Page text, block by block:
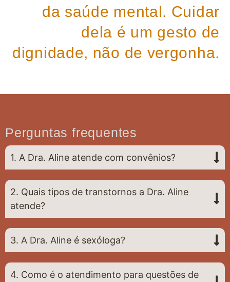
da saúde mental. Cuidar
dela é um gesto de
dignidade, não de vergonha.
Perguntas frequentes
1. A Dra. Aline atende com convênios?
2. Quais tipos de transtornos a Dra. Aline
atende?
3. A Dra. Aline é sexóloga?
4. Como é o atendimento para questões de